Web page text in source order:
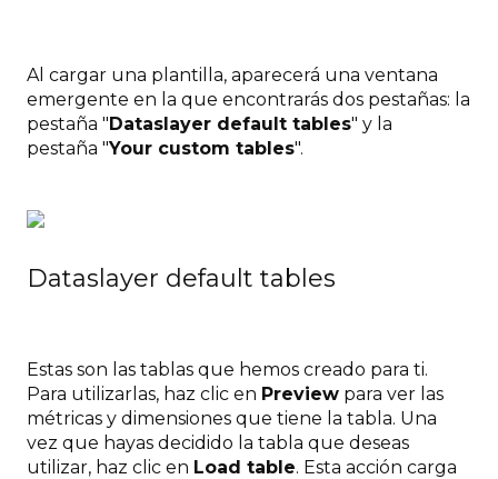
Al cargar una plantilla, aparecerá una ventana
emergente en la que encontrarás dos pestañas: la
pestaña "Dataslayer default tables" y la
pestaña "Your custom tables".
Dataslayer default tables
Estas son las tablas que hemos creado para ti.
Para utilizarlas, haz clic en Preview para ver las
métricas y dimensiones que tiene la tabla. Una
vez que hayas decidido la tabla que deseas
utilizar, haz clic en Load table. Esta acción carga